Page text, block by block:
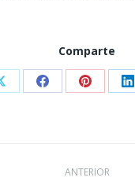
Comparte
Compartir
ANTERIOR